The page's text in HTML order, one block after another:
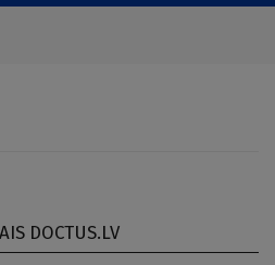
DOCTUS.LV